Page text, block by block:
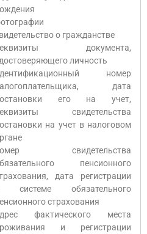
о гражданстве
документа,
личность
номер
дата
его на учет,
свидетельства
на учет в налоговом
свидетельства
пенсионного
дата регистрации
системе обязательного
страхования
фактического места
и регистрации